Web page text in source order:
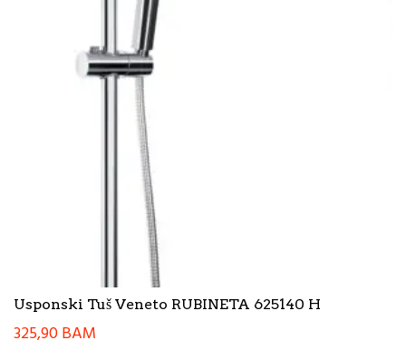
Usponski Tuš Veneto RUBINETA 625140 H
325,90BAM